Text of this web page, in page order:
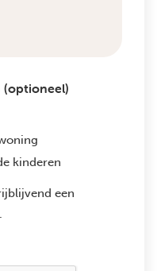
(optioneel)
kinderen
een